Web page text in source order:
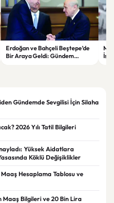
Erdoğan ve Bahçeli Beştepe’de
Bir Araya Geldi: Gündem
Gündemde Sevgilisi İçin Silaha
2026 Yılı Tatil Bilgileri
Yüksek Aidatlara
Köklü Değişiklikler
Hesaplama Tablosu ve
Maaş Bilgileri ve 20 Bin Lira